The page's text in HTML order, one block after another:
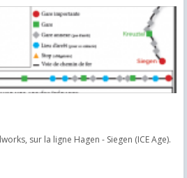
sur la ligne Hagen - Siegen (ICE Age).